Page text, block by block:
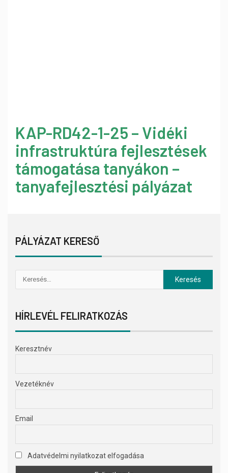
KAP-RD42-1-25 – Vidéki
infrastruktúra fejlesztések
támogatása tanyákon –
tanyafejlesztési pályázat
PÁLYÁZAT KERESŐ
HÍRLEVÉL FELIRATKOZÁS
Keresztnév
Vezetéknév
Email
Adatvédelmi nyilatkozat elfogadása